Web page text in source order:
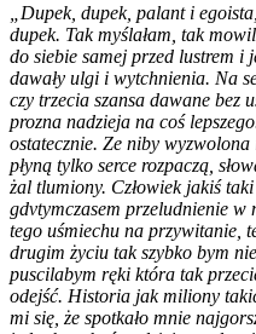
„Dupek, dupek, palant i
dupek. Tak myślałam, tak
do siebie samej przed lustrem i
dawały ulgi i wytchnienia. Na
czy trzecia szansa dawane bez
prozna nadzieja na coś
ostatecznie. Ze niby wyzwolona
płyną tylko serce rozpaczą,
żal tlumiony. Człowiek jakiś
gdvtymczasem przeludnienie
tego uśmiechu na przywitanie,
drugim życiu tak szybko bym
puscilabym ręki która tak
odejść. Historia jak miliony
mi się, że spotkało mnie